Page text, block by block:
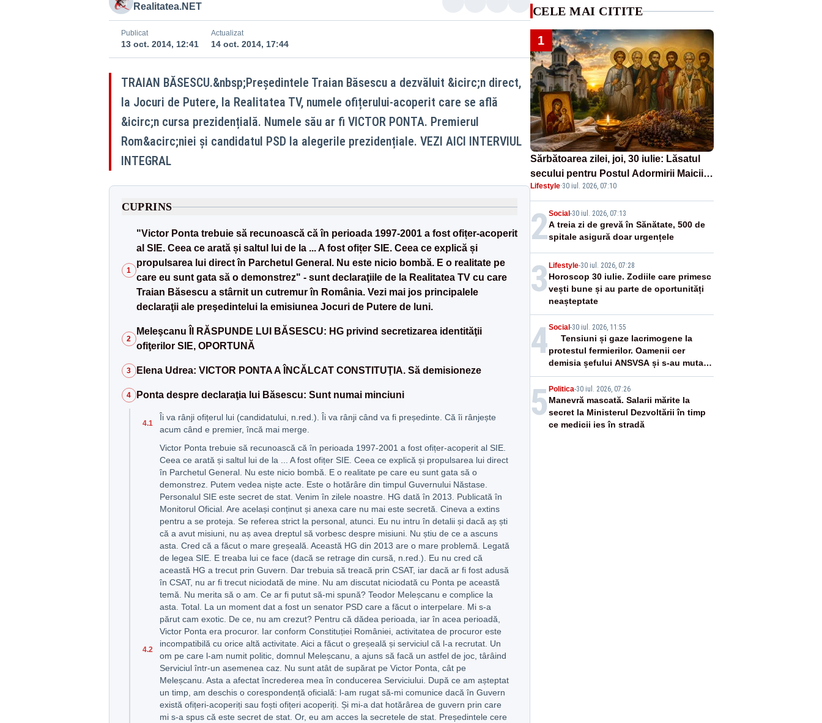
Realitatea.NET
Publicat
13 oct. 2014, 12:41
Actualizat
14 oct. 2014, 17:44
TRAIAN BĂSESCU.&nbsp;Președintele Traian Băsescu a dezvăluit &icirc;n direct,
la Jocuri de Putere, la Realitatea TV, numele ofițerului-acoperit care se află
&icirc;n cursa prezidențială. Numele său ar fi VICTOR PONTA. Premierul
Rom&acirc;niei și candidatul PSD la alegerile prezidențiale. VEZI AICI INTERVIUL
INTEGRAL
CUPRINS
1
"Victor Ponta trebuie să recunoască că în perioada 1997-2001 a fost ofițer-acoperit
al SIE. Ceea ce arată și saltul lui de la ... A fost ofițer SIE. Ceea ce explică și
propulsarea lui direct în Parchetul General. Nu este nicio bombă. E o realitate pe
care eu sunt gata să o demonstrez" - sunt declaraţiile de la Realitatea TV cu care
Traian Băsescu a stârnit un cutremur în România. Vezi mai jos principalele
declaraţii ale preşedintelui la emisiunea Jocuri de Putere de luni.
2
Meleşcanu ÎI RĂSPUNDE LUI BĂSESCU: HG privind secretizarea identităţii
ofiţerilor SIE, OPORTUNĂ
3 Elena Udrea: VICTOR PONTA A ÎNCĂLCAT CONSTITUŢIA. Să demisioneze
4 Ponta despre declaraţia lui Băsescu: Sunt numai minciuni
4.1
Îi va rânji ofițerul lui (candidatului, n.red.). Îi va rânji când va fi președinte. Că îi rânjește
acum când e premier, încă mai merge.
4.2
Victor Ponta trebuie să recunoască că în perioada 1997-2001 a fost ofițer-acoperit al SIE.
Ceea ce arată și saltul lui de la ... A fost ofițer SIE. Ceea ce explică și propulsarea lui direct
în Parchetul General. Nu este nicio bombă. E o realitate pe care eu sunt gata să o
demonstrez. Putem vedea niște acte. Este o hotărâre din timpul Guvernului Năstase.
Personalul SIE este secret de stat. Venim în zilele noastre. HG dată în 2013. Publicată în
Monitorul Oficial. Are același conținut și anexa care nu mai este secretă. Cineva a extins
pentru a se proteja. Se referea strict la personal, atunci. Eu nu intru în detalii și dacă aș ști
că a avut misiuni, nu aș avea dreptul să vorbesc despre misiuni. Nu știu de ce a ascuns
asta. Cred că a făcut o mare greșeală. Această HG din 2013 are o mare problemă. Legată
de legea SIE. E treaba lui ce face (dacă se retrage din cursă, n.red.). Eu nu cred că
această HG a trecut prin Guvern. Dar trebuia să treacă prin CSAT, iar dacă ar fi fost adusă
în CSAT, nu ar fi trecut niciodată de mine. Nu am discutat niciodată cu Ponta pe această
temă. Nu merita să o am. Ce ar fi putut să-mi spună? Teodor Meleșcanu e complice la
asta. Total. La un moment dat a fost un senator PSD care a făcut o interpelare. Mi s-a
părut cam exotic. De ce, nu am crezut? Pentru că dădea perioada, iar în acea perioadă,
Victor Ponta era procuror. Iar conform Constituției României, activitatea de procuror este
incompatibilă cu orice altă activitate. Aici a făcut o greșeală și serviciul că l-a recrutat. Un
om pe care l-am numit politic, domnul Meleșcanu, a ajuns să facă un astfel de joc, târâind
Serviciul într-un asemenea caz. Nu sunt atât de supărat pe Victor Ponta, cât pe
Meleșcanu. Asta a afectat încrederea mea în conducerea Serviciului. După ce am așteptat
un timp, am deschis o corespondență oficială: l-am rugat să-mi comunice dacă în Guvern
există ofițeri-acoperiți sau foști ofițeri acoperiți. Și mi-a dat hotărârea de guvern prin care
mi s-a spus că este secret de stat. Or, eu am acces la secretele de stat. Președintele cere
CELE MAI CITITE
1
Sărbătoarea zilei, joi, 30 iulie: Lăsatul
secului pentru Postul Adormirii Maicii
Domnului și Sfântul Valentin
Lifestyle·30 iul. 2026, 07:10
2Social -30 iul. 2026, 07:13
A treia zi de grevă în Sănătate, 500 de
spitale asigură doar urgențele
3 Lifestyle-30 iul. 2026, 07:28
Horoscop 30 iulie. Zodiile care primesc
vești bune și au parte de oportunități
neașteptate
4Social -30 iul. 2026, 11:55
Tensiuni și gaze lacrimogene la
protestul fermierilor. Oamenii cer
demisia șefului ANSVSA și s-au mutat
în Piața Victoria– LIVE TEXT
5 Politica-30 iul. 2026, 07:26
Manevră mascată. Salarii mărite la
secret la Ministerul Dezvoltării în timp
ce medicii ies în stradă